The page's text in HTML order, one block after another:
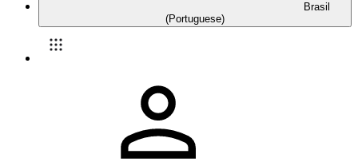
Brasil
(Portuguese)